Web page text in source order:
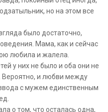
но на этом все
было достаточно,
Мама, как и сейчас
любила и жалела.
у них не было и оба они не
Вероятно, и любви между
с мужем единственным
о том, что осталась одна,